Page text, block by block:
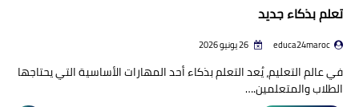
تعلم بذكاء جديد
educa24maroc
في عالم التعليم، يُعد التعلم بذكاء أحد المهارات الأساسية التي يحتاجها
الطلاب والمتعلمين.…